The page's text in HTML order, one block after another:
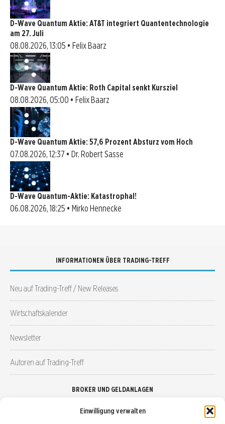
Einwilligung verwalten
D-Wave Quantum Aktie: AT&T integriert Quantentechnologie
am 27. Juli
08.08.2026, 13:05 • Felix Baarz
D-Wave Quantum Aktie: Roth Capital senkt Kursziel
08.08.2026, 05:00 • Felix Baarz
D-Wave Quantum Aktie: 57,6 Prozent Absturz vom Hoch
07.08.2026, 12:37 • Dr. Robert Sasse
D-Wave Quantum-Aktie: Katastrophal!
06.08.2026, 18:25 • Mirko Hennecke
INFORMATIONEN ÜBER TRADING-TREFF
Neu auf Trading-Treff / New Releases
Wirtschaftskalender
Newsletter
Autoren auf Trading-Treff
BROKER UND GELDANLAGEN